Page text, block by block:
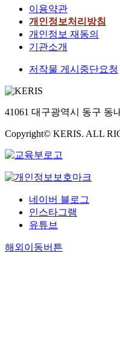
이용약관
개인정보처리방침
개인정보 재동의
기관소개
저작물 게시중단요청
41061 대구광역시 동구 동
Copyright© KERIS. ALL
네이버 블로그
인스타그램
유튜브
해외이동버튼